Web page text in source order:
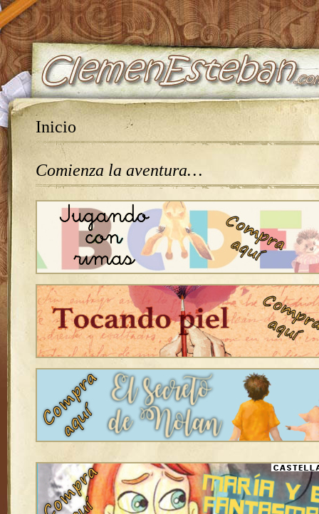
Inicio
Comienza la aventura…